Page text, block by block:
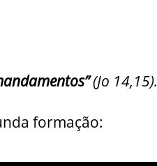
(Jo 14,15).
formação: